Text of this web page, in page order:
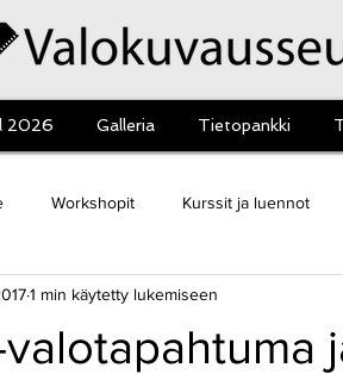
2026 Galleria Tietopankki
Workshopit Kurssit ja luennot
1 min käytetty lukemiseen